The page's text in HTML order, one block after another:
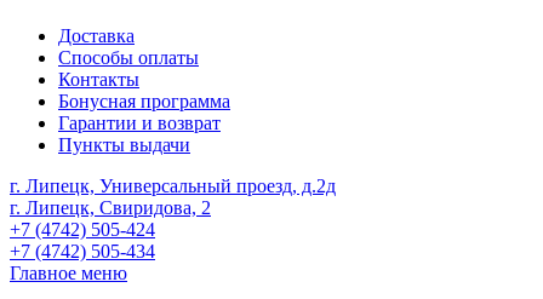
Доставка
Способы оплаты
Контакты
Бонусная программа
Гарантии и возврат
Пункты выдачи
г. Липецк, Универсальный проезд, д.2д
г. Липецк, Свиридова, 2
+7 (4742) 505-424
+7 (4742) 505-434
Главное меню